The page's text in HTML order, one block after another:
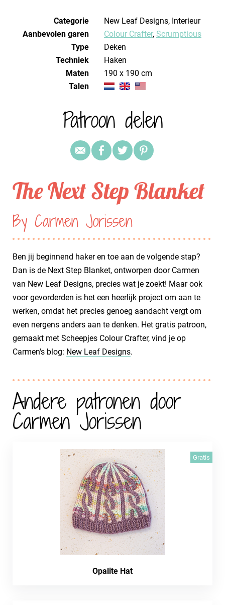
Categorie
New Leaf Designs, Interieur
Aanbevolen garen
Colour Crafter, Scrumptious
Type
Deken
Techniek
haken
Maten
190 x 190 cm
Talen
Patroon delen
The Next Step Blanket
By Carmen Jorissen
Ben jij beginnend haker en toe aan de volgende stap?
Dan is de Next Step Blanket, ontworpen door Carmen
van New Leaf Designs, precies wat je zoekt! Maar ook
voor gevorderden is het een heerlijk project om aan te
werken, omdat het precies genoeg aandacht vergt om
even nergens anders aan te denken. Het gratis patroon,
gemaakt met Scheepjes Colour Crafter, vind je op
Carmen's blog: New Leaf Designs.
Andere patronen door
Carmen Jorissen
Gratis
Opalite Hat